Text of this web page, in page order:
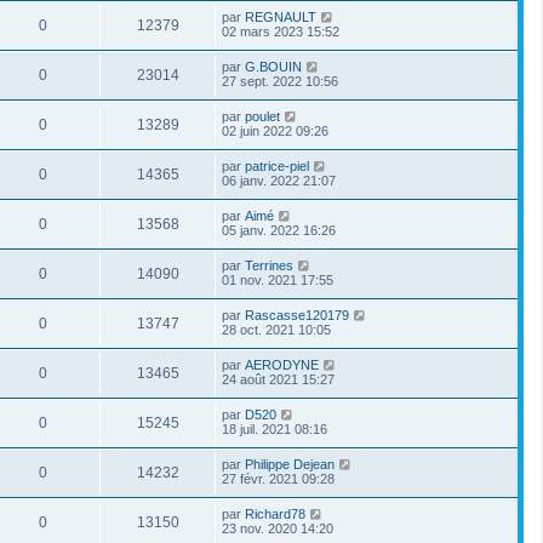
0 12379 par REGNAULT
02 mars 2023 15:52
0 23014 par G.BOUIN
27 sept. 2022 10:56
0 13289 par poulet
02 juin 2022 09:26
0 14365 par patrice-piel
06 janv. 2022 21:07
0 13568 par Aimé
05 janv. 2022 16:26
0 14090 par Terrines
01 nov. 2021 17:55
0 13747 par Rascasse120179
28 oct. 2021 10:05
0 13465 par AERODYNE
24 août 2021 15:27
0 15245 par D520
18 juil. 2021 08:16
0 14232 par Philippe Dejean
27 févr. 2021 09:28
0 13150 par Richard78
23 nov. 2020 14:20